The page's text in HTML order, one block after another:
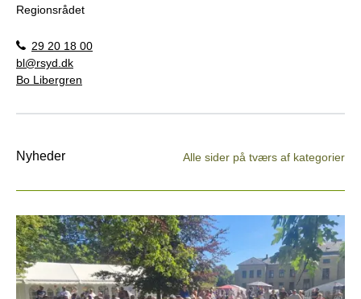
Regionsrådet
29 20 18 00
bl@rsyd.dk
Bo Libergren
Nyheder Alle sider på tværs af kategorier